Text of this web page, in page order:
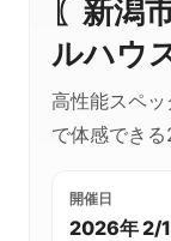
〖新潟
ルハウ
高性能スペ
で体感できる
開催日
2026年 2/